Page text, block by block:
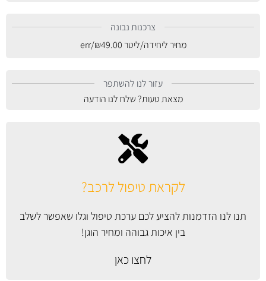
לקראת טיפול לרכב?
תנו לנו הזדמנות להציע לכם ערכת טיפול וגלו שאפשר לשלב
בין איכות גבוהה ומחיר הוגן!
לחצו כאן
צרכנות נבונה
מחיר ליחידה/ליטר
₪49.00
/err
עזור לנו להשתפר
מצאת טעות? שלח לנו הודעה